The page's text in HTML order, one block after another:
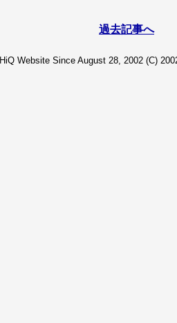
過去記事へ
HiQ Website Since August 28, 2002 (C)